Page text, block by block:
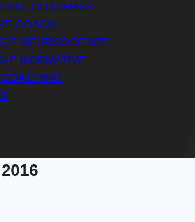
DEL COACHING
COACH
E NEUROSCIENZE
E NORMATIVE